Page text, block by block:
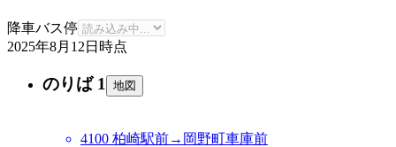
降車バス停
2025年8月12日 時点
のりば 1 地図
4100 柏崎駅前→岡野町車庫前